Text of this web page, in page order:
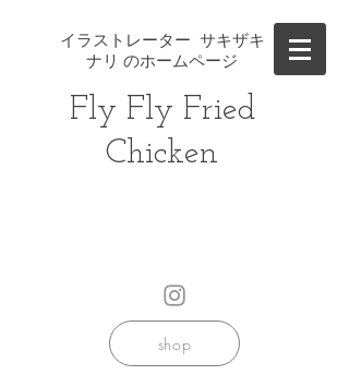
イラストレーター サキザキ
ナリ のホームページ
Fly Fly ​Fried
Chicken
shop